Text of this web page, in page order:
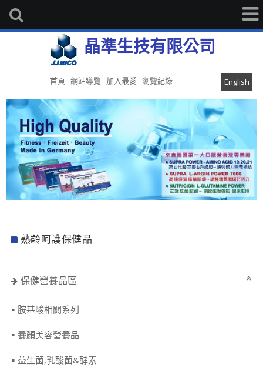
晶準生技有限公司
首頁 網站導覽 加入最愛 English
瀏覽紀錄
熟齡呵護保健品
保健營養品區
胺基酸相關系列
養顏美容營養品
益生菌,乳酸菌&酵素